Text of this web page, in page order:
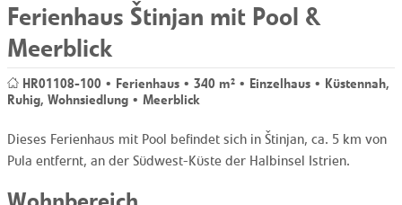
Ferienhaus Štinjan mit Pool &
Meerblick
HR01108-100 • Ferienhaus • 340 m² • Einzelhaus • Küstennah,
Ruhig, Wohnsiedlung • Meerblick
Dieses Ferienhaus mit Pool befindet sich in Štinjan, ca. 5 km von
Pula entfernt, an der Südwest-Küste der Halbinsel Istrien.